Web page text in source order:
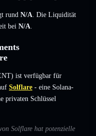
rund N/A. Die Liquidität
bei N/A.
ist verfügbar für
Solflare - eine Solana-
privaten Schlüssel
Solflare hat potenzielle